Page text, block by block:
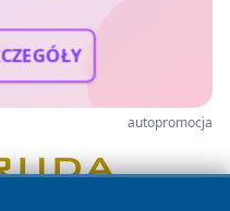
autopromocja